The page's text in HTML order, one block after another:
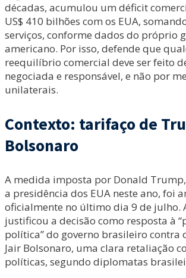
décadas, acumulou um déficit
US$ 410 bilhões com os EUA,
serviços, conforme dados do próprio
americano. Por isso, defende que
reequilíbrio comercial deve ser feito
negociada e responsável, e não por
unilaterais.
Contexto: tarifaço de
Bolsonaro
A medida imposta por Donald
a presidência dos EUA neste ano, foi
oficialmente no último dia 9 de julho.
justificou a decisão como resposta à
política” do governo brasileiro contra
Jair Bolsonaro, uma clara retaliação
políticas, segundo diplomatas